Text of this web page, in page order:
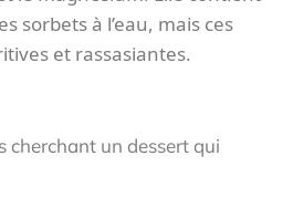
sorbets à l’eau, mais ces
et rassasiantes.
cherchant un dessert qui